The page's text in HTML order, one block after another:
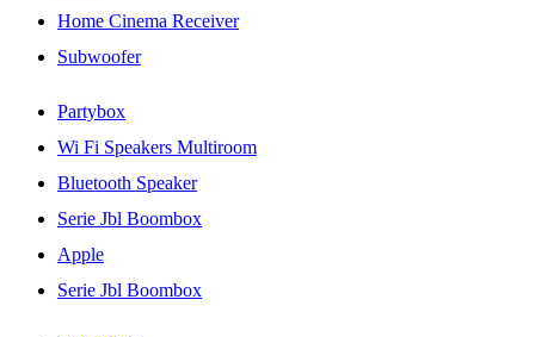
Home Cinema Receiver
Subwoofer
Partybox
Wi Fi Speakers Multiroom
Bluetooth Speaker
Serie Jbl Boombox
Apple
Serie Jbl Boombox